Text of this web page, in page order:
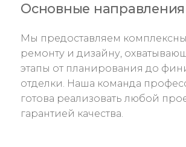
Основные направления
Мы предоставляем
ремонту и дизайну,
этапы от планирования до
отделки. Наша команда
готова реализовать любой
гарантией качества.